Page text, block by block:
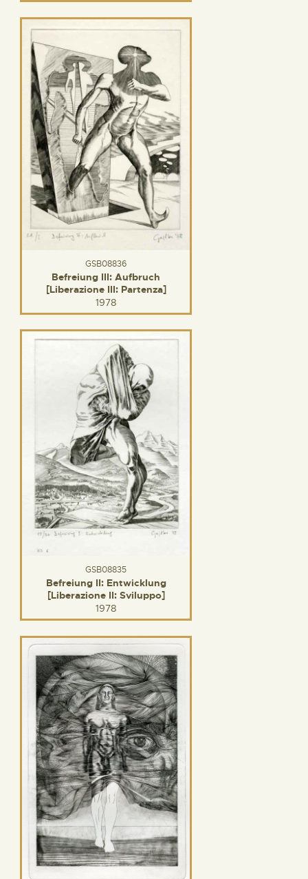
GSB08836
Befreiung III: Aufbruch
[Liberazione III: Partenza]
1978
GSB08835
Befreiung II: Entwicklung
[Liberazione II: Sviluppo]
1978